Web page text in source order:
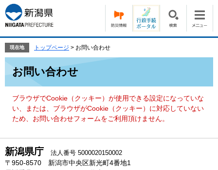
ー
ジ
の
頭
す。
ニ
ュ
ー
飛
て
現在地 トップページ > お問い合わせ
お問い合わせ
ブラウザでCookie（クッキー）が使用できる設定になっていな
い、または、ブラウザがCookie（クッキー）に対応していない
ため、お問い合わせフォームをご利用頂けません。
新潟県庁 法人番号 5000020150002
〒950-8570 新潟市中央区新光町4番地1